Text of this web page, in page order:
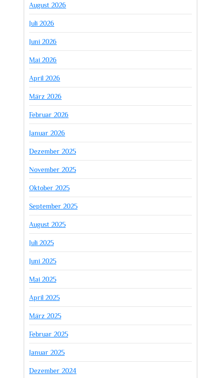
August 2026
Juli 2026
Juni 2026
Mai 2026
April 2026
März 2026
Februar 2026
Januar 2026
Dezember 2025
November 2025
Oktober 2025
September 2025
August 2025
Juli 2025
Juni 2025
Mai 2025
April 2025
März 2025
Februar 2025
Januar 2025
Dezember 2024